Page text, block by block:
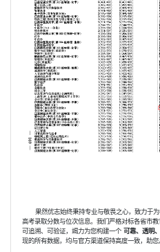
果然优志始终秉持专业与敬畏之心，致力于
高考录取分数与位次信息。我们严格对标各省市
可追溯、可验证，竭力为您构建一个 可靠、透明
现的所有数据，均与官方渠道保持高度一致，助您